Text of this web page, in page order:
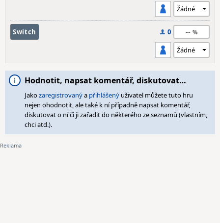
Switch 0 --
Hodnotit, napsat komentář, diskutovat…
Jakozaregistrovanýa přihlášený uživatel můžete tuto hru
nejen ohodnotit, ale také k ní případně napsat komentář,
diskutovat o ní či ji zařadit do některého ze seznamů (vlastním,
chci atd.).